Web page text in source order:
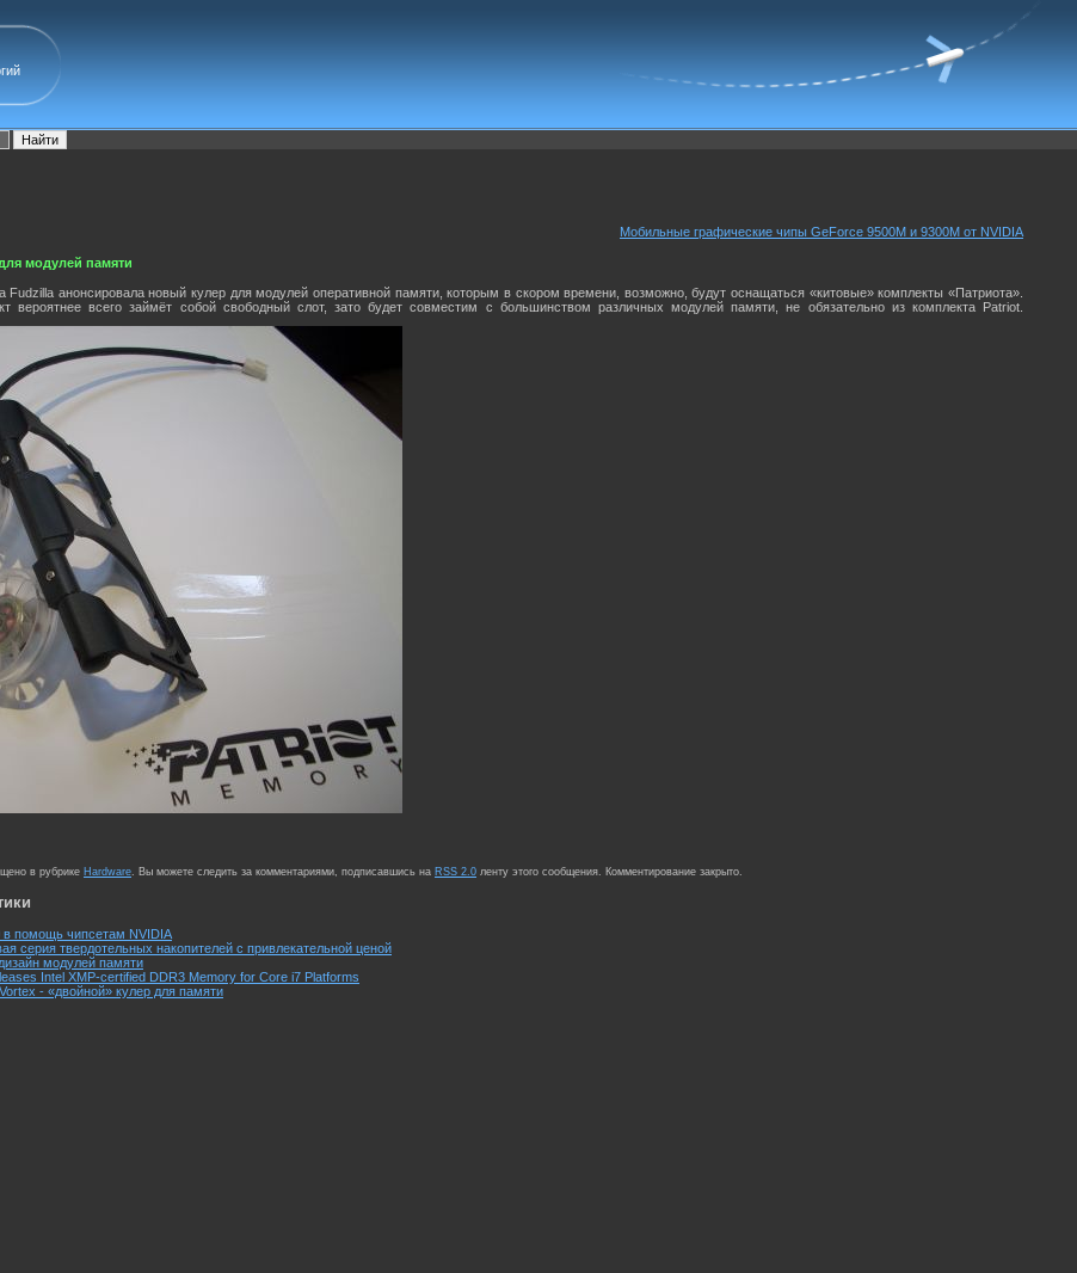
Мобильные графические чипы GeForce 9500M и 9300M от NVIDIA
модулей памяти
Fudzilla анонсировала новый кулер для модулей оперативной памяти, которым в скором времени, возможно, будут оснащаться «китовые» комплекты «Патриота».
вероятнее всего займёт собой свободный слот, зато будет совместим с большинством различных модулей памяти, не обязательно из комплекта Patriot.
в рубрике Hardware. Вы можете следить за комментариями, подписавшись на RSS 2.0 ленту этого сообщения. Комментирование закрыто.
в помощь чипсетам NVIDIA
серия твердотельных накопителей с привлекательной ценой
модулей памяти
Intel XMP-certified DDR3 Memory for Core i7 Platforms
- «двойной» кулер для памяти